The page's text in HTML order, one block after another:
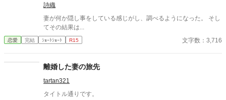
激しい気持ちを封印してもらったの。 ※このお話はハッピーエン
ドではありません。 ※短いお話でサクサクと進めたいと思いま
す。
詩織
妻が何か隠し事をしている感じがし、調べるようになった。 そし
てその結果は...
恋愛 完結 ｼｮｰﾄｼｮｰﾄ R15 文字数：3,716
離婚した妻の旅先
tartan321
タイトル通りです。